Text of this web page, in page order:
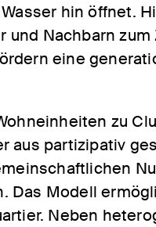
hin öffnet.
Nachbarn
eine
zu
aus partizipativ
Das Modell
Neben